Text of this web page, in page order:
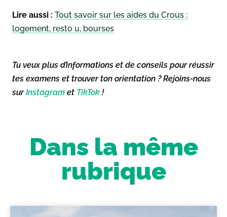
Lire aussi : Tout savoir sur les aides du Crous :
logement, resto u, bourses
Tu veux plus d’informations et de conseils pour réussir
tes examens et trouver ton orientation ? Rejoins-nous
surInstagram et TikTok !
Dans la même
rubrique